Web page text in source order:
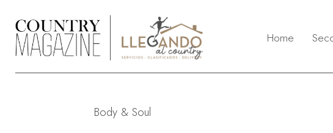
Home
LifeStyle
Deco & Jardín
Reflexión
Body & Soul